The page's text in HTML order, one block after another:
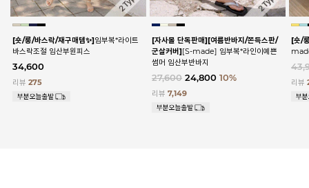
[숏/롱/바스락/재구매템✨]임부복*라이트
바스락조절 임산부원피스
34,600
리뷰 275
[자사몰 단독판매][여름반바지/쫀득스판/
군살커버][S-made] 임부복*라인이예쁜
썸머 임산부반바지
27,600 24,800 10%
리뷰7,149
[숏/
리뷰